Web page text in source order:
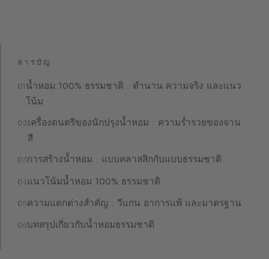
สารบัญ
น้ำหอม 100% ธรรมชาติ : ตำนาน ความจริง และแนว
โน้ม
เครื่องดนตรีของนักปรุงน้ำหอม : ความร่ำรวยของจาน
สี
การสร้างน้ำหอม : แบบคลาสสิกกับแบบธรรมชาติ
แนวโน้มน้ำหอม 100% ธรรมชาติ
ความแตกต่างสำคัญ : วีแกน อาการแพ้ และมาตรฐาน
บทสรุปเกี่ยวกับน้ำหอมธรรมชาติ